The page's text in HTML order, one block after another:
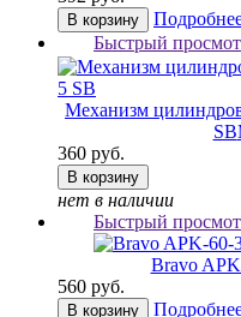
В корзину
Быстрый
Механизм
SB
360 руб.
В корзину
нет в наличии
Быстрый
Bravo
560 руб.
В корзину